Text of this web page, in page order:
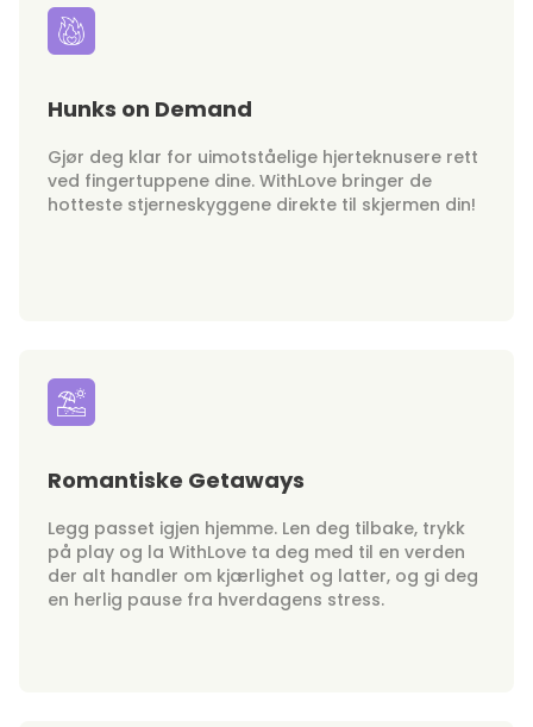
Hunks on Demand
Gjør deg klar for uimotståelige hjerteknusere rett
ved fingertuppene dine. WithLove bringer de
hotteste stjerneskyggene direkte til skjermen din!
Romantiske Getaways
Legg passet igjen hjemme. Len deg tilbake, trykk
på play og la WithLove ta deg med til en verden
der alt handler om kjærlighet og latter, og gi deg
en herlig pause fra hverdagens stress.